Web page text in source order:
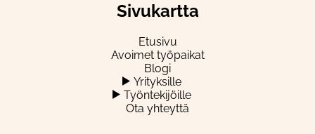
Sivukartta
Etusivu
Avoimet työpaikat
Blogi
Yrityksille
Työntekijöille
Ota yhteyttä